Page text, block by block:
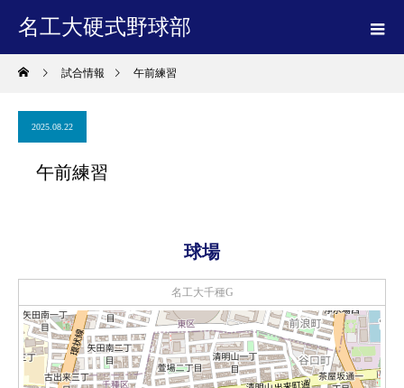
名工大硬式野球部
試合情報 午前練習
2025.08.22
午前練習
球場
名工大千種G